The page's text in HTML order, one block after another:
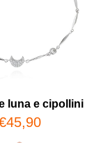
luna e cipollini
45,90